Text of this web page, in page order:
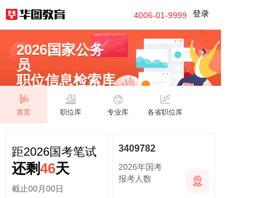
登录
4006-01-9999
2026国家公务
员
职位信息检索库
首页 职位库 专业库 各省职位库
距2026国考笔试
还剩46天
截止00月00日
3409782
2026年国考
报考人数